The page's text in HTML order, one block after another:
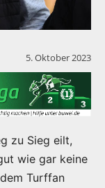
5. Oktober 2023
zu Sieg eilt,
wie gar keine
Turffan